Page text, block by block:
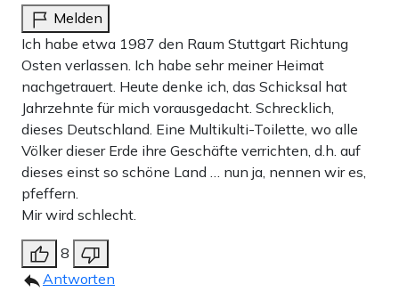
Melden
Ich habe etwa 1987 den Raum Stuttgart Richtung
Osten verlassen. Ich habe sehr meiner Heimat
nachgetrauert. Heute denke ich, das Schicksal hat
Jahrzehnte für mich vorausgedacht. Schrecklich,
dieses Deutschland. Eine Multikulti-Toilette, wo alle
Völker dieser Erde ihre Geschäfte verrichten, d.h. auf
dieses einst so schöne Land … nun ja, nennen wir es,
pfeffern.
Mir wird schlecht.
8
Antworten